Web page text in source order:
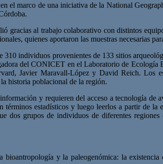
el marco de una iniciativa de la National
gracias al trabajo colaborativo con distintos
quienes aportaron las muestras necesarias
310 individuos provenientes de 133 sitios
del CONICET en el Laboratorio de
Javier Maravall-López y David Reich. Los
historia poblacional de la región.
y requieren del acceso a tecnología
términos estadísticos y luego leerlos a partir de
dos grupos de individuos de diferentes
bioantropología y la paleogenómica: la